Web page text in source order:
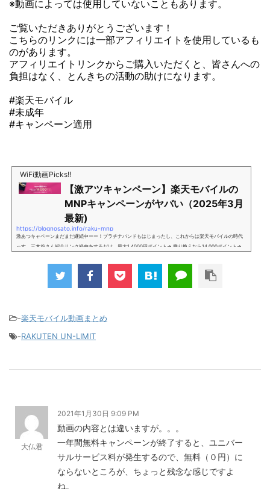
※動画によっては使用していないこともあります。
ご覧いただきありがとうございます！
こちらのリンクには一部アフィリエイトを使用しているも
のがあります。
アフィリエイトリンクからご購入いただくと、皆さんへの
負担はなく、とんきちの活動の助けになります。
#楽天モバイル
#未成年
#キャンペーン適用
WiFi動画Picks!!
【激アツキャンペーン】楽天モバイルの
MNPキャンペーンがヤバい（2025年3月
最新)
https://blognosato.info/raku-mnp
激あつキャペーンまだまだ継続中ーー！プラチナバンドもはじまったし、これからは楽天モバイルの時代
っす。三木谷さん紹介リンク経由をするだけ。最大1,4000円ポイント→ 乗り換えなら14,000ポイント→
け」とも思えるポイントばら撒きキャンペーンを発動してきました。■キャンペーン概要三木谷社長の特
別招待ページから楽天モバイ...
-楽天モバイル動画まとめ
-RAKUTEN UN-LIMIT
大仏君
2021年1月30日 9:09 PM
動画の内容とは違いますが。。。
一年間無料キャンペーンが終了すると、ユニバー
サルサービス料が発生するので、無料（０円）に
ならないところが、ちょっと残念な感じですよ
ね。